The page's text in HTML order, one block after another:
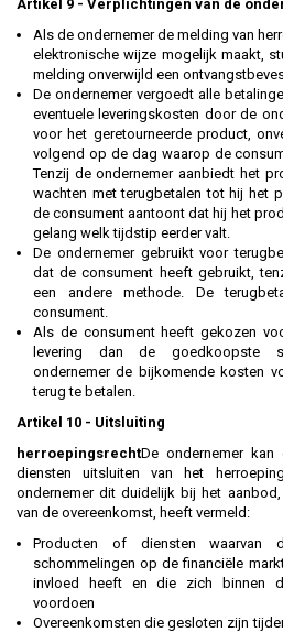
Artikel 9 - Verplichtingen van de
Als de ondernemer de melding van
elektronische wijze mogelijk maakt,
melding onverwijld een
De ondernemer vergoedt alle
eventuele leveringskosten door de
voor het geretourneerde product,
volgend op de dag waarop de
Tenzij de ondernemer aanbiedt het
wachten met terugbetalen tot hij het
de consument aantoont dat hij het
gelang welk tijdstip eerder valt.
De ondernemer gebruikt voor
dat de consument heeft gebruikt,
een andere methode. De
consument.
Als de consument heeft gekozen
levering dan de goedkoopste
ondernemer de bijkomende kosten
terug te betalen.
Artikel 10 - Uitsluiting
herroepingsrechtDe ondernemer kan
diensten uitsluiten van het
ondernemer dit duidelijk bij het
van de overeenkomst, heeft vermeld:
Producten of diensten
schommelingen op de financiële
invloed heeft en die zich binnen
voordoen
Overeenkomsten die gesloten zijn